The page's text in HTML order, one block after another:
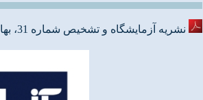
نشریه آزمایشگاه و تشخیص شماره 31، بهار 1395